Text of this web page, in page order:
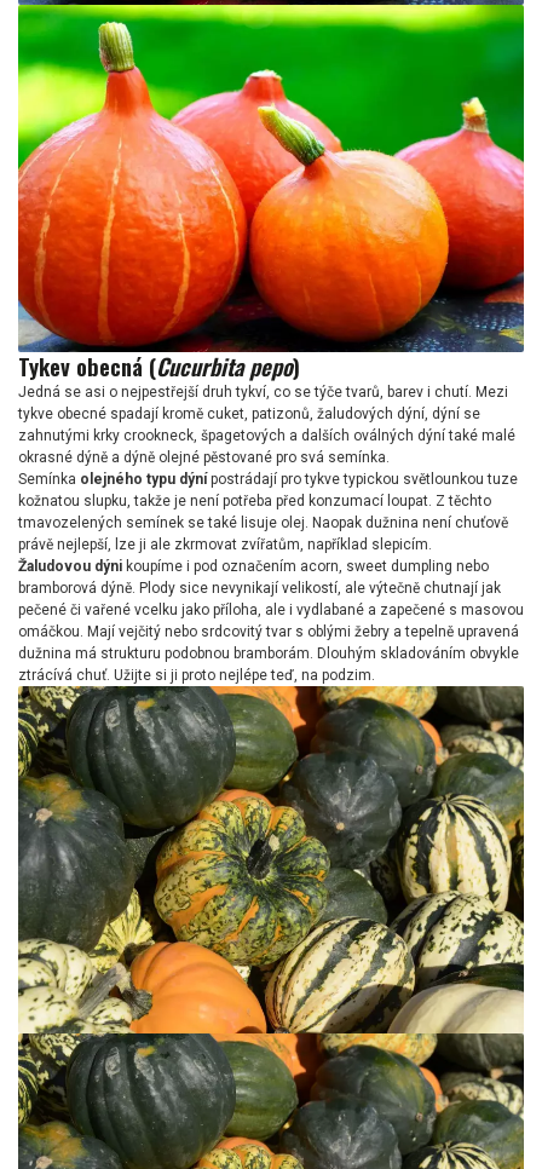
Tykev obecná (Cucurbita pepo)
Jedná se asi o nejpestřejší druh tykví, co se týče tvarů, barev i chutí. Mezi
tykve obecné spadají kromě cuket, patizonů, žaludových dýní, dýní se
zahnutými krky crookneck, špagetových a dalších oválných dýní také malé
okrasné dýně a dýně olejné pěstované pro svá semínka.
Semínka olejného typu dýní postrádají pro tykve typickou světlounkou tuze
kožnatou slupku, takže je není potřeba před konzumací loupat. Z těchto
tmavozelených semínek se také lisuje olej. Naopak dužnina není chuťově
právě nejlepší, lze ji ale zkrmovat zvířatům, například slepicím.
Žaludovou dýni koupíme i pod označením acorn, sweet dumpling nebo
bramborová dýně. Plody sice nevynikají velikostí, ale výtečně chutnají jak
pečené či vařené vcelku jako příloha, ale i vydlabané a zapečené s masovou
omáčkou. Mají vejčitý nebo srdcovitý tvar s oblými žebry a tepelně upravená
dužnina má strukturu podobnou bramborám. Dlouhým skladováním obvykle
ztrácívá chuť. Užijte si ji proto nejlépe teď, na podzim.